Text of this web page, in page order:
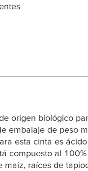
origen biológico
embalaje de peso
esta cinta es
compuesto al
maíz, raíces de